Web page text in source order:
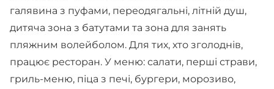
галявина з пуфами, переодягальні, літній душ,
дитяча зона з батутами та зона для занять
пляжним волейболом. Для тих, хто зголоднів,
працює ресторан. У меню: салати, перші страви,
гриль-меню, піца з печі, бургери, морозиво,